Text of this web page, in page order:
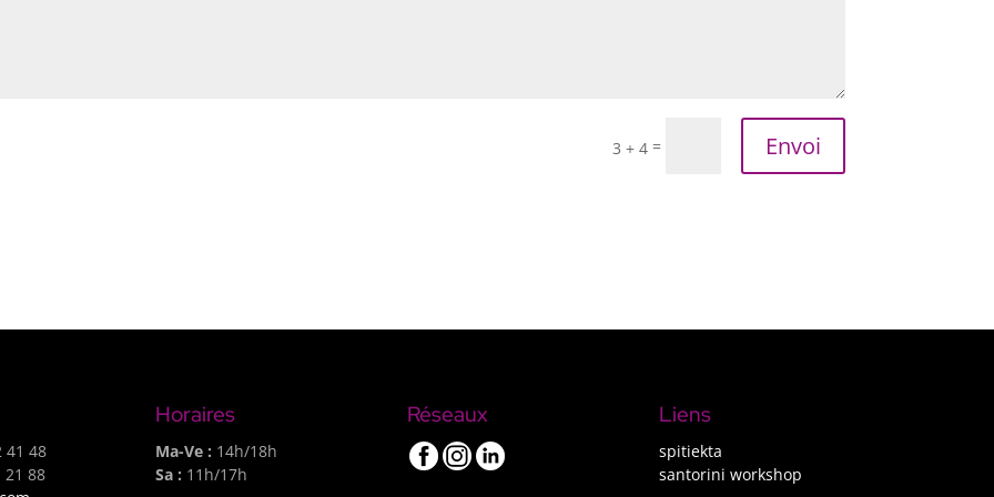
3 + 4= Envoi
41 48
21 88
Horaires
Ma-Ve : 14h/18h
Sa : 11h/17h
Réseaux Liens
spitiekta
santorini workshop